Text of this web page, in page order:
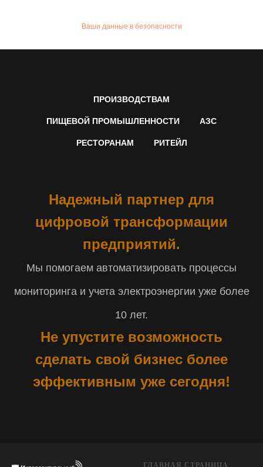
Ваши данные в безопасности
ПРОИЗВОДСТВАМ
ПИЩЕВОЙ ПРОМЫШЛЕННОСТИ АЗС
РЕСТОРАНАМ РИТЕЙЛ
Надежный партнер для
цифровой трансформации
предприятий.
Мы помогаем автоматизировать процессы
мониторинга и учета электроэнергии уже более
10 лет.
Не упустите возможность
сделать свой бизнес более
эффективным уже сегодня!
ГЛАВНАЯ СТРАНИЦА